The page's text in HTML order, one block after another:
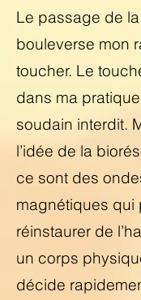
Le passage de
bouleverse mon
toucher. Le
dans ma
soudain interdit.
l’idée de la
ce sont des
magnétiques qui
réinstaurer de
un corps
décide